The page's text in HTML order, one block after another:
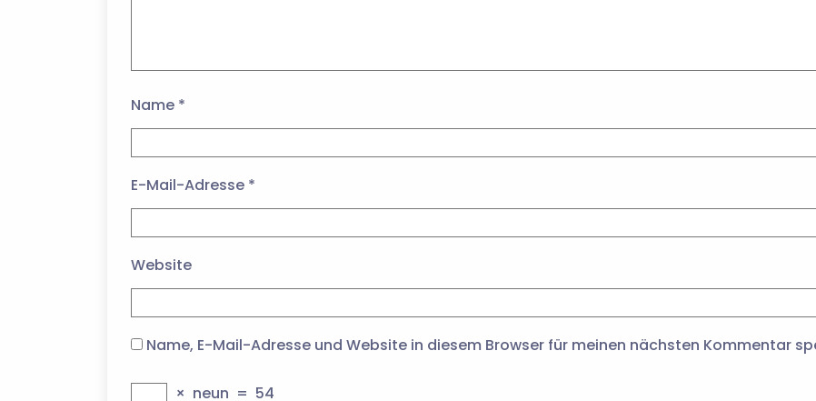
Name *
E-Mail-Adresse *
Website
Name, E-Mail-Adresse und Website in diesem Browser für meinen nächsten Kommentar
× neun = 54